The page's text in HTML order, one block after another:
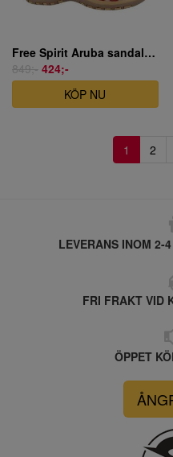
Free Spirit Aruba sandal rött skinn
849;- 424;-
KÖP NU
1 2
LEVERANS INOM 2-
FRI FRAKT VID
ÖPPET